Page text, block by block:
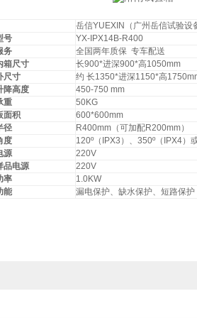
岳信YUEXIN（广州岳信试验设
号
YX-IPX14B-R400
务
全国两年质保 专车配送
箱尺寸
长900*进深900*高1050mm
尺寸
约 长1350*进深1150*高
降高度
450-750 mm
重
50KG
面积
600*600mm
径
R400mm（可加配R200mm）
度
120º（IPX3）、350º（IPX4）
源
220V
品电源
220V
率
1.0KW
能
漏电保护、缺水保护、短路保护